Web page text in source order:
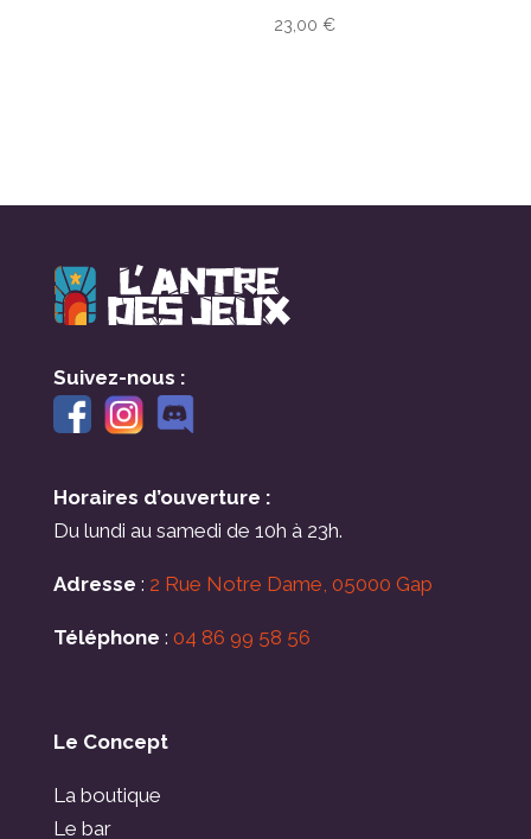
23,00€
Suivez-nous :
Horaires d’ouverture :
Du lundi au samedi de 10h à 23h.
Adresse : 2 Rue Notre Dame, 05000 Gap
Téléphone : 04 86 99 58 56
Le Concept
La boutique
Le bar